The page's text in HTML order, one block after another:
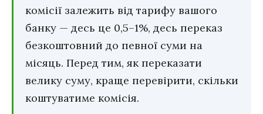
комісії залежить від тарифу вашого
банку — десь це 0,5–1%, десь переказ
безкоштовний до певної суми на
місяць. Перед тим, як переказати
велику суму, краще перевірити, скільки
коштуватиме комісія.